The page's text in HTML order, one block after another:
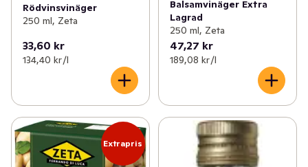
Rödvinsvinäger
250 ml, Zeta
33,60 kr
134,40 kr /l
Balsamvinäger Extra
Lagrad
250 ml, Zeta
47,27 kr
189,08 kr /l
Extrapris